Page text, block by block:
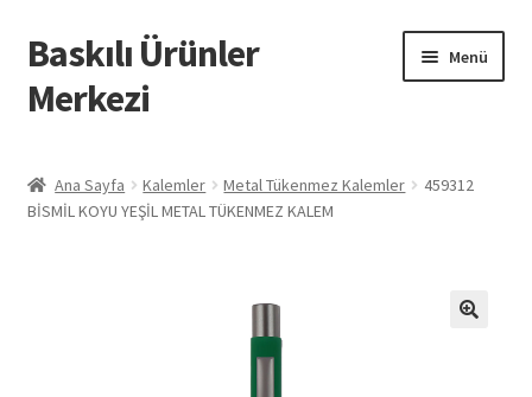
Dolaşıma
geç
İçeriğe
geç
Baskılı Ürünler
Merkezi
Menü
Baskılı Ürünler
Ana Sayfa Kalemler Metal Tükenmez Kalemler
459312
BİSMİL KOYU YEŞİL METAL TÜKENMEZ KALEM